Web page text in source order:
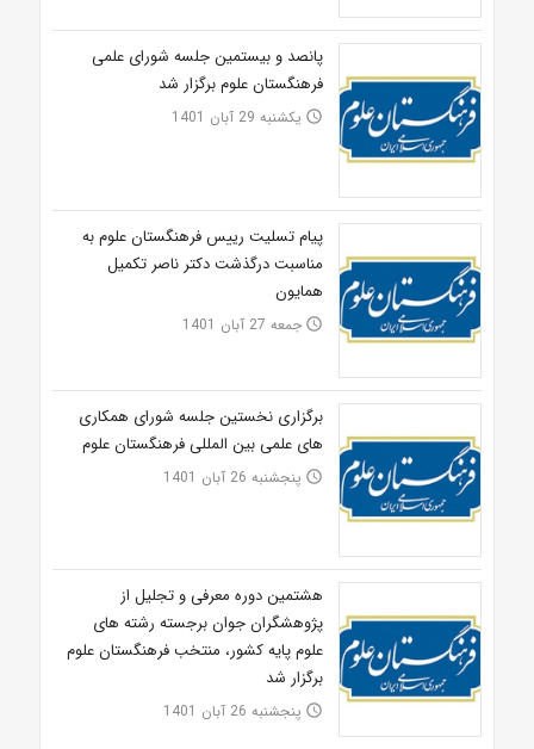
پانصد و بیستمین جلسه شورای علمی
فرهنگستان علوم برگزار شد
access_time یکشنبه 29 آبان 1401
پیام تسلیت رییس فرهنگستان علوم به
مناسبت درگذشت دکتر ناصر تکمیل
همایون
access_time جمعه 27 آبان 1401
برگزاری نخستین جلسه شورای همکاری
های علمی بین المللی فرهنگستان علوم
access_time پنجشنبه 26 آبان 1401
هشتمین دوره معرفی و تجلیل از
پژوهشگران جوان برجسته رشته های
علوم پایه کشور، منتخب فرهنگستان علوم
برگزار شد
access_time پنجشنبه 26 آبان 1401